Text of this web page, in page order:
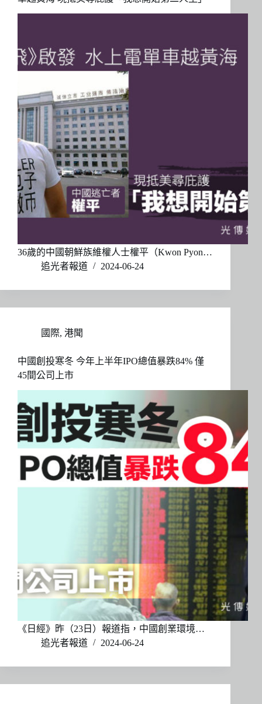
36歲的中國朝鮮族維權人士權平（Kwon Pyon…
追光者報道
2024-06-24
國際, 港聞
中國創投寒冬 今年上半年IPO總值暴跌84% 僅
45間公司上市
《日經》昨（23日）報道指，中國創業環境…
追光者報道
2024-06-24